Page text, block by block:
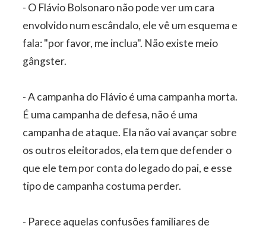
- O Flávio Bolsonaro não pode ver um cara
envolvido num escândalo, ele vê um esquema e
fala: "por favor, me inclua". Não existe meio
gângster.
- A campanha do Flávio é uma campanha morta.
É uma campanha de defesa, não é uma
campanha de ataque. Ela não vai avançar sobre
os outros eleitorados, ela tem que defender o
que ele tem por conta do legado do pai, e esse
tipo de campanha costuma perder.
- Parece aquelas confusões familiares de